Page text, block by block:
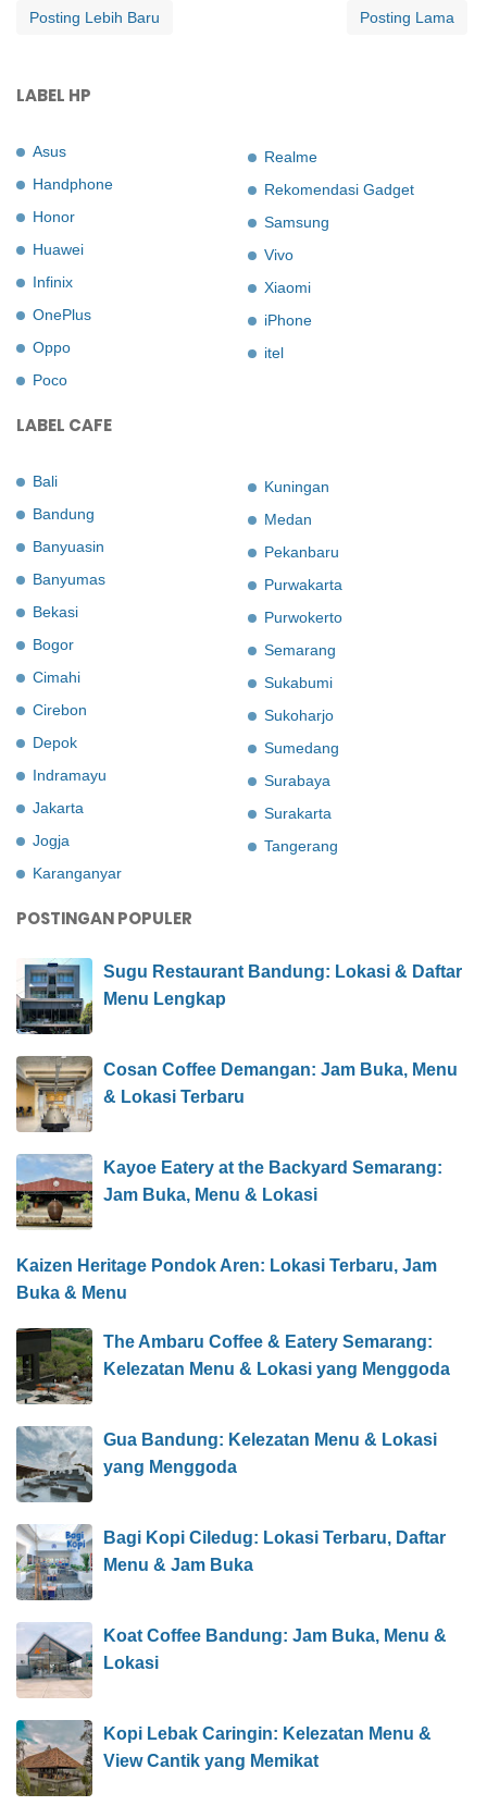
Posting Lebih Baru Posting Lama
LABEL HP
Asus
Handphone
Honor
Huawei
Infinix
OnePlus
Oppo
Poco
Realme
Rekomendasi Gadget
Samsung
Vivo
Xiaomi
iPhone
itel
LABEL CAFE
Bali
Bandung
Banyuasin
Banyumas
Bekasi
Bogor
Cimahi
Cirebon
Depok
Indramayu
Jakarta
Jogja
Karanganyar
Kuningan
Medan
Pekanbaru
Purwakarta
Purwokerto
Semarang
Sukabumi
Sukoharjo
Sumedang
Surabaya
Surakarta
Tangerang
POSTINGAN POPULER
Sugu Restaurant Bandung: Lokasi & Daftar
Menu Lengkap
Cosan Coffee Demangan: Jam Buka, Menu
& Lokasi Terbaru
Kayoe Eatery at the Backyard Semarang:
Jam Buka, Menu & Lokasi
Kaizen Heritage Pondok Aren: Lokasi Terbaru, Jam
Buka & Menu
The Ambaru Coffee & Eatery Semarang:
Kelezatan Menu & Lokasi yang Menggoda
Gua Bandung: Kelezatan Menu & Lokasi
yang Menggoda
Bagi Kopi Ciledug: Lokasi Terbaru, Daftar
Menu & Jam Buka
Koat Coffee Bandung: Jam Buka, Menu &
Lokasi
Kopi Lebak Caringin: Kelezatan Menu &
View Cantik yang Memikat